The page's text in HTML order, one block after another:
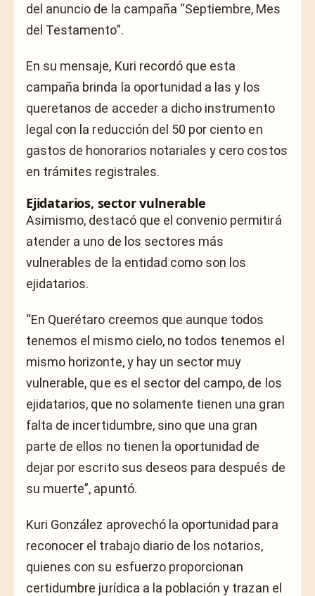
del anuncio de la campaña “Septiembre, Mes
del Testamento”.
En su mensaje, Kuri recordó que esta
campaña brinda la oportunidad a las y los
queretanos de acceder a dicho instrumento
legal con la reducción del 50 por ciento en
gastos de honorarios notariales y cero costos
en trámites registrales.
Ejidatarios, sector vulnerable
Asimismo, destacó que el convenio permitirá
atender a uno de los sectores más
vulnerables de la entidad como son los
ejidatarios.
“En Querétaro creemos que aunque todos
tenemos el mismo cielo, no todos tenemos el
mismo horizonte, y hay un sector muy
vulnerable, que es el sector del campo, de los
ejidatarios, que no solamente tienen una gran
falta de incertidumbre, sino que una gran
parte de ellos no tienen la oportunidad de
dejar por escrito sus deseos para después de
su muerte”, apuntó.
Kuri González aprovechó la oportunidad para
reconocer el trabajo diario de los notarios,
quienes con su esfuerzo proporcionan
certidumbre jurídica a la población y trazan el